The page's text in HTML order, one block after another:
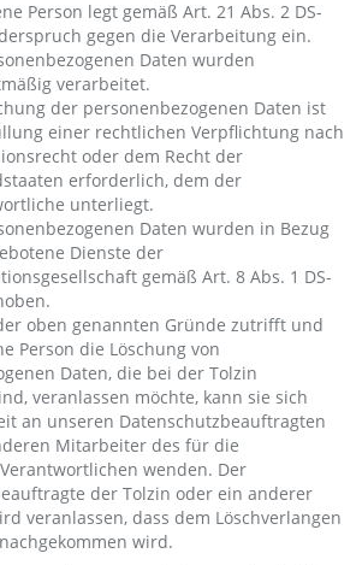
Person legt gemäß Art. 21 Abs. 2 DS-
gegen die Verarbeitung ein.
Daten wurden
verarbeitet.
der personenbezogenen Daten ist
einer rechtlichen Verpflichtung nach
oder dem Recht der
erforderlich, dem der
unterliegt.
Daten wurden in Bezug
Dienste der
gemäß Art. 8 Abs. 1 DS-
oben genannten Gründe zutrifft und
Person die Löschung von
Daten, die bei der Tolzin
veranlassen möchte, kann sie sich
an unseren Datenschutzbeauftragten
Mitarbeiter des für die
wenden. Der
der Tolzin oder ein anderer
veranlassen, dass dem Löschverlangen
wird.